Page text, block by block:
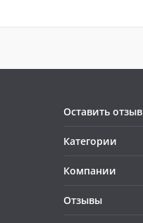
Оставить отзыв
Категории
Компании
Отзывы